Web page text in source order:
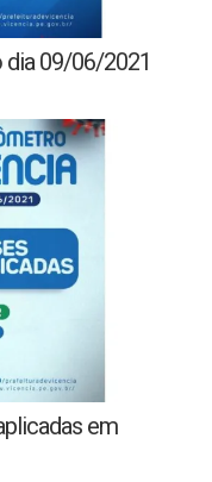
dia 09/06/2021
em